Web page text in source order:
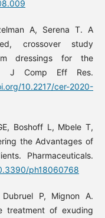
A, Serena T. A
crossover study
dressings for the
J Comp Eff Res.
10.2217/cer-2020-
Boshoff L, Mbele T,
the Advantages of
Pharmaceuticals.
ph18060768
P, Mignon A.
treatment of exuding